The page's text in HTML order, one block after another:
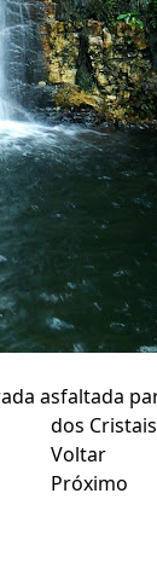
asfaltada
dos
Voltar
Próximo